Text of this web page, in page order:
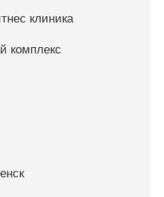
клиника
комплекс